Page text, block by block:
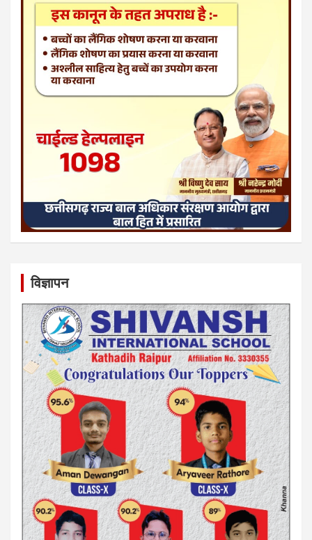
विज्ञापन